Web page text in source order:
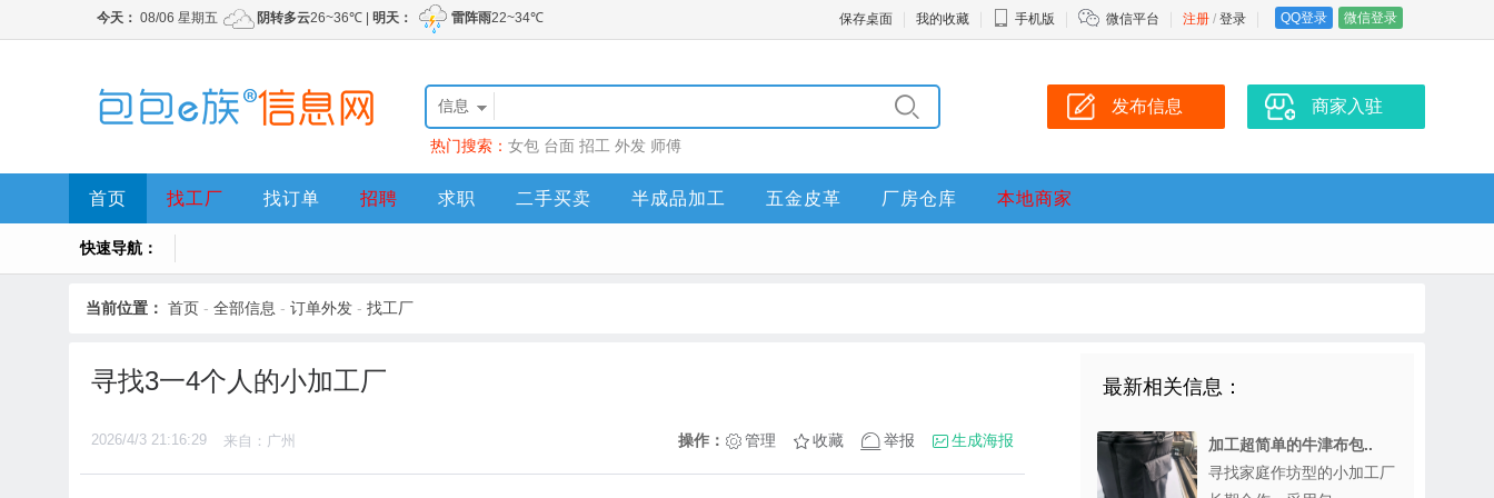
注册 / 登录 QQ登录 微信登录
保存桌面 我的收藏 手机版 微信平台
信息
热门搜索： 女包 台面 招工 外发 师傅
发布信息 商家入驻
首页 找工厂 找订单 招聘 求职 二手买卖 半成品加工 五金皮革 厂房仓库 本地商家
快速导航：
当前位置： 首页 - 全部信息 - 订单外发 - 找工厂
寻找3一4个人的小加工厂
2026/4/3 21:16:29 来自：广州 操作： 管理 收藏 举报 生成海报
最新相关信息：
加工超简单的牛津布包..
寻找家庭作坊型的小加工厂